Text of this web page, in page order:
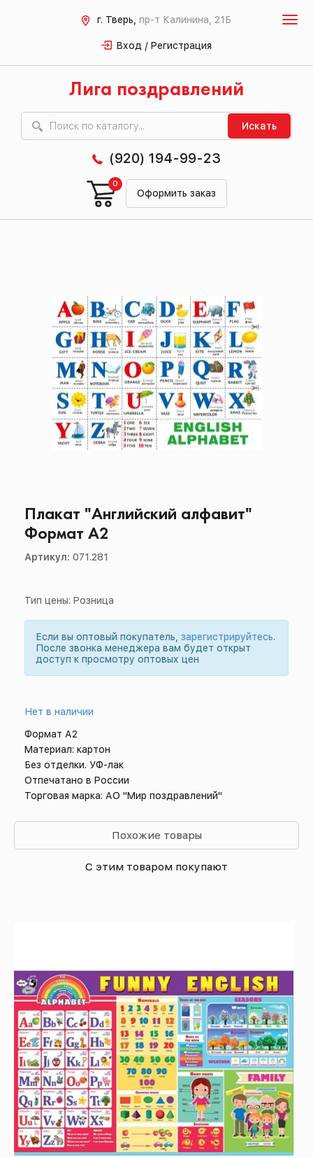
г. Тверь, пр-т Калинина, 21Б
Вход / Регистрация
Лига поздравлений
Искать
(920) 194-99-23
Оформить заказ
0
Плакат "Английский алфавит"
Формат А2
Артикул: 071.281
Тип цены: Розница
Если вы оптовый покупатель, зарегистрируйтесь.
После звонка менеджера вам будет открыт
доступ к просмотру оптовых цен
Нет в наличии
Формат А2
Материал: картон
Без отделки. УФ-лак
Отпечатано в России
Торговая марка: АО "Мир поздравлений"
Похожие товары
С этим товаром покупают